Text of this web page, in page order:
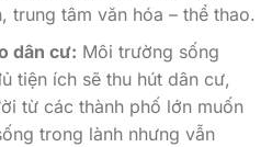
trung tâm văn hóa – thể thao.
dân cư: Môi trường sống
tiện ích sẽ thu hút dân cư,
từ các thành phố lớn muốn
trong lành nhưng vẫn